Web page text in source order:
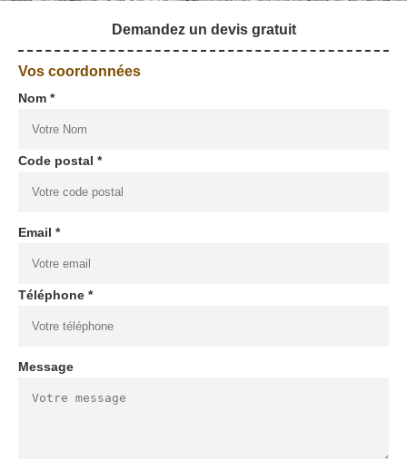
Demandez un devis gratuit
Vos coordonnées
Nom *
Code postal *
Email *
Téléphone *
Message